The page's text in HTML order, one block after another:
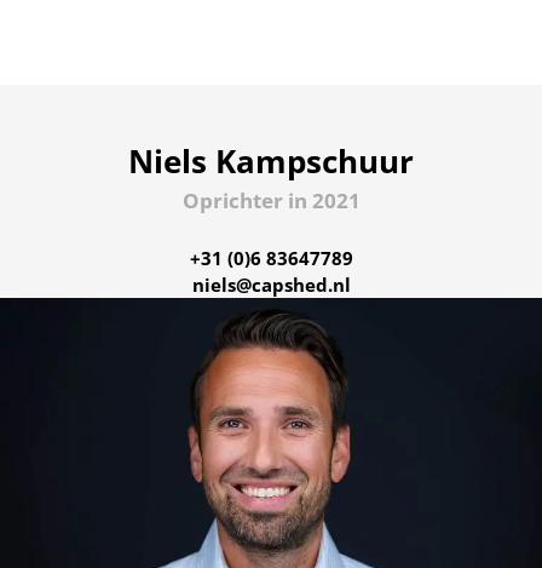
Niels Kampschuur
Oprichter in 2021
+31 (0)6 83647789
niels@capshed.nl